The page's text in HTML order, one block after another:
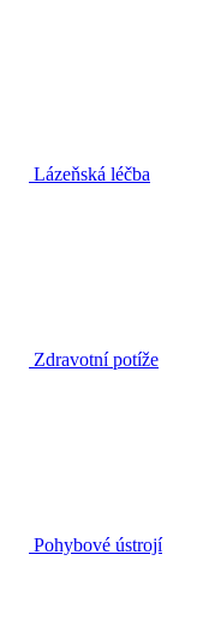
Lázeňská léčba
Zdravotní potíže
Pohybové ústrojí